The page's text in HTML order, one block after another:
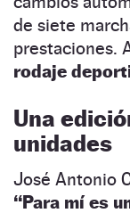
de siete
prestaciones.
rodaje
Una
unidades
José Antonio
“Para mí es